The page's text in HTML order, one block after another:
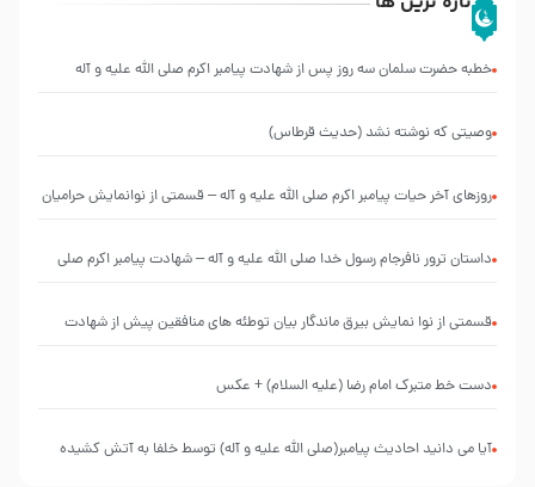
خطبه حضرت سلمان سه روز پس از شهادت پیامبر اکرم صلی الله علیه و آله
وصیتی که نوشته نشد (حدیث قرطاس)
روزهای آخر حیات پیامبر اکرم صلی الله علیه و آله – قسمتی از نوانمایش حرامیان
‌‌‌‌‌‌‌داستان ترور نافرجام رسول خدا صلی الله علیه و آله – شهادت پیامبر اکرم صلی
قسمتی از نوا نمایش بیرق ماندگار بیان توطئه های منافقین پیش از شهادت
دست خط متبرک امام رضا (علیه السلام) + عکس
آیا می دانید احادیث پیامبر(صلی الله علیه و آله) توسط خلفا به آتش کشیده